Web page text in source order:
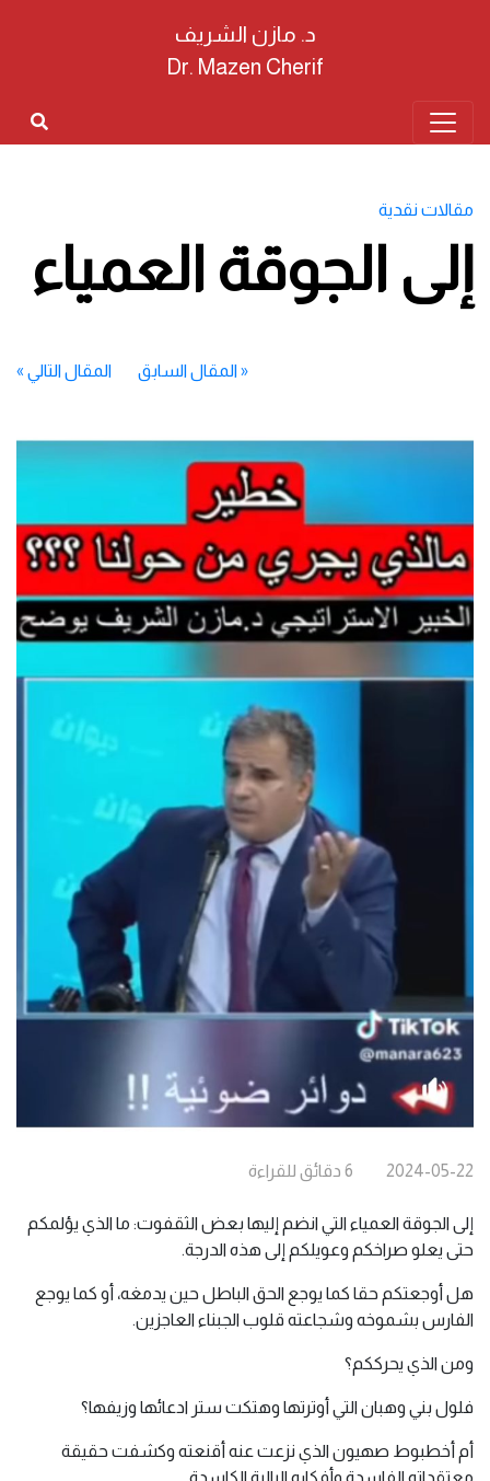
د. مازن الشريف
Dr. Mazen Cherif
مقالات نقدية
إلى الجوقة العمياء
«المقال السابق المقال التالي »
2024-05-22
6 دقائق للقراءة
إلى الجوقة العمياء التي انضم إليها بعض الثقفوت: ما الذي يؤلمكم
حتى يعلو صراخكم وعويلكم إلى هذه الدرجة.
هل أوجعتكم حقا كما يوجع الحق الباطل حين يدمغه، أو كما يوجع
الفارس بشموخه وشجاعته قلوب الجبناء العاجزين.
ومن الذي يحرككم؟
فلول بني وهبان التي أوترتها وهتكت ستر ادعائها وزيفها؟
أم أخطبوط صهيون الذي نزعت عنه أقنعته وكشفت حقيقة
معتقداته الفاسدة وأفكاره البالية الكاسدة.